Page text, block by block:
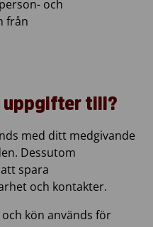
och
från
uppgifter till?
med ditt medgivande
Dessutom
spara
och kontakter.
kön används för